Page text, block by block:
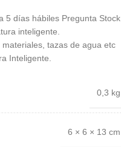
5 días hábiles Pregunta Stock
inteligente.
tazas de agua etc
Inteligente.
0,3 kg
6 × 6 × 13 cm